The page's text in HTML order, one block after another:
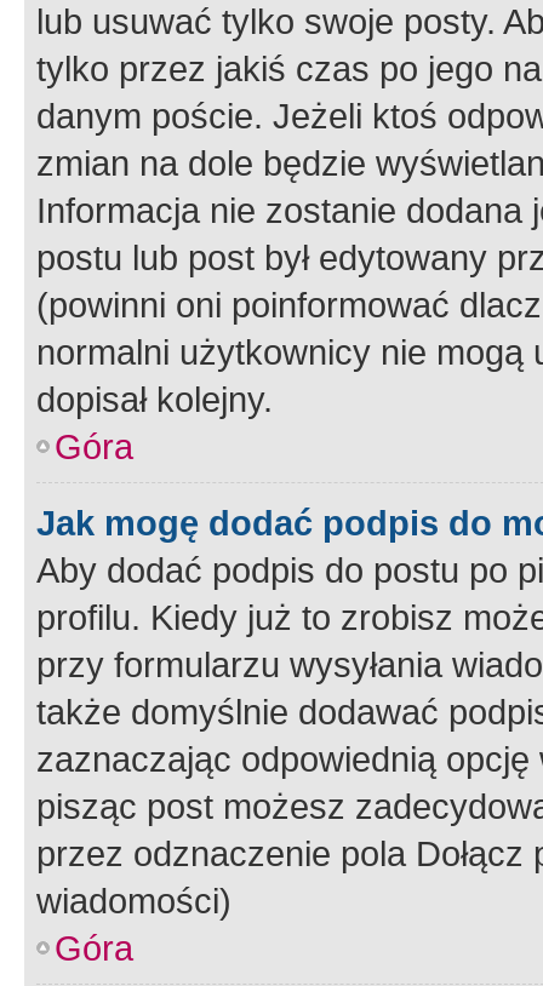
lub usuwać tylko swoje posty.
tylko przez jakiś czas po jego
danym poście. Jeżeli ktoś
zmian na dole będzie
Informacja nie zostanie dodana
postu lub post był edytowany
(powinni oni poinformować
normalni użytkownicy nie
dopisał kolejny.
Góra
Jak mogę dodać podpis do
Aby dodać podpis do postu po
profilu. Kiedy już to zrobisz
przy formularzu wysyłania
także domyślnie dodawać
zaznaczając odpowiednią
pisząc post możesz
przez odznaczenie pola
wiadomości)
Góra